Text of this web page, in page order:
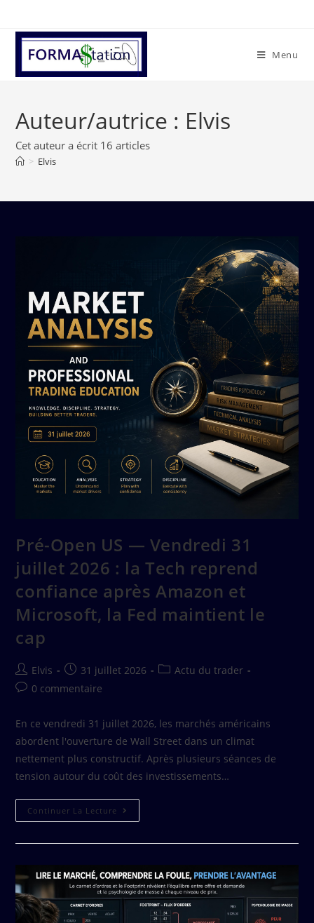
Menu
Auteur/autrice : Elvis
Cet auteur a écrit 16 articles
> Elvis
Pré-Open US — Vendredi 31
juillet 2026 : la Tech reprend
confiance après Amazon et
Microsoft, la Fed maintient le
cap
Elvis 31 juillet 2026
Actu du trader
0 commentaire
En ce vendredi 31 juillet 2026, les marchés américains
abordent l'ouverture de Wall Street dans un climat
nettement plus constructif. Après plusieurs séances de
tension autour du coût des investissements…
Continuer La Lecture